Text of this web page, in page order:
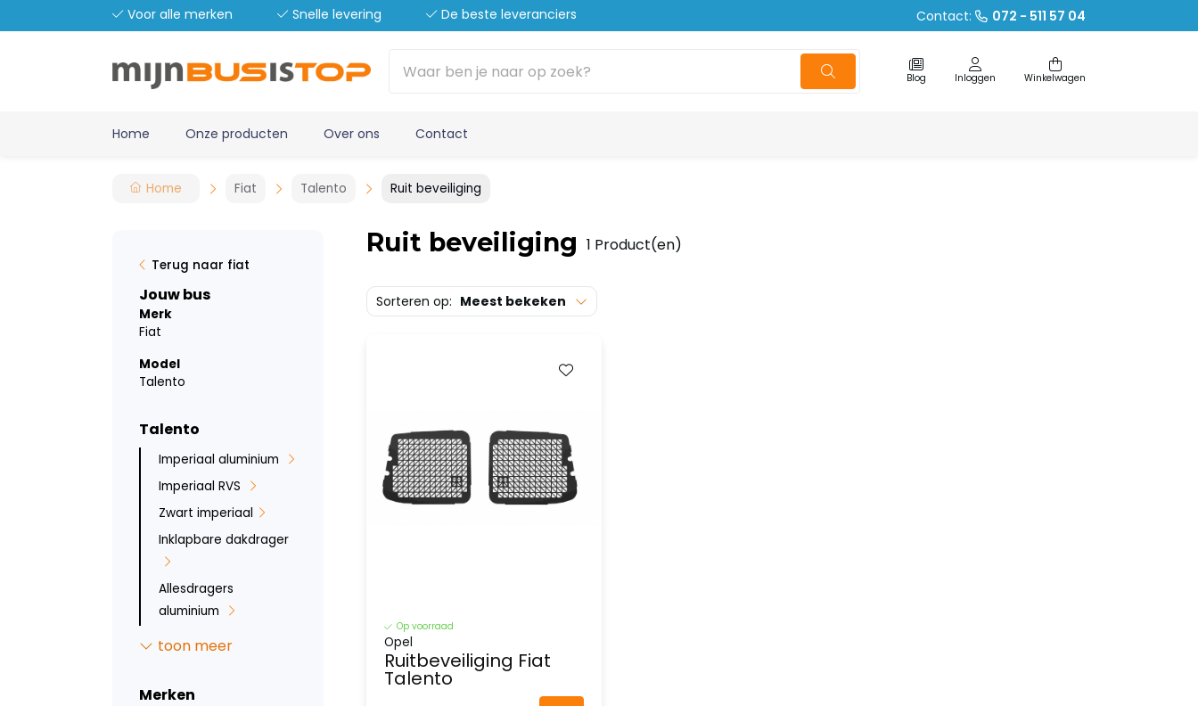
Voor alle merken Snelle levering De beste leveranciers Contact: 072 - 511 57 04
Blog Inloggen Winkelwagen
Home Onze producten Over ons Contact
Home Fiat Talento Ruit beveiliging
Terug naar fiat
Jouw bus
Merk
Fiat
Model
Talento
Talento
Imperiaal aluminium
Imperiaal RVS
Zwart imperiaal
Inklapbare dakdrager
Allesdragers
aluminium
Roof-railsystem
Sidebars
toon meer
Merken
Ruit beveiliging 1 Product(en)
Sorteren op: Meest bekeken
Op voorraad
Opel
Ruitbeveiliging Fiat
Talento